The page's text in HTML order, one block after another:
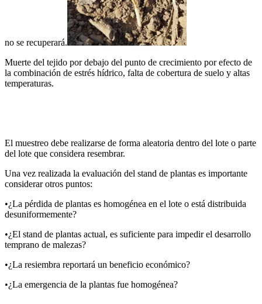
no se recuperará.
Muerte del tejido por debajo del punto de crecimiento por efecto de
la combinación de estrés hídrico, falta de cobertura de suelo y altas
temperaturas.
El muestreo debe realizarse de forma aleatoria dentro del lote o parte
del lote que considera resembrar.
Una vez realizada la evaluación del stand de plantas es importante
considerar otros puntos:
•¿La pérdida de plantas es homogénea en el lote o está distribuida
desuniformemente?
•¿El stand de plantas actual, es suficiente para impedir el desarrollo
temprano de malezas?
•¿La resiembra reportará un beneficio económico?
•¿La emergencia de la plantas fue homogénea?